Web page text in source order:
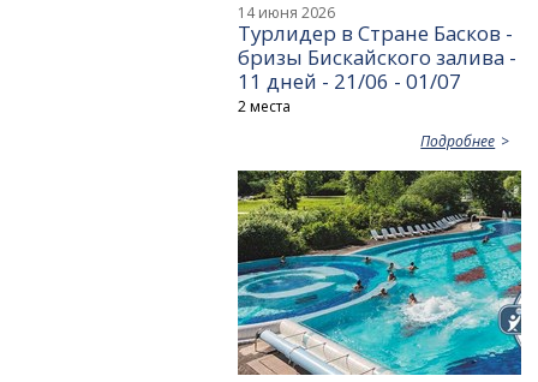
14 июня 2026
Турлидер в Стране Басков -
бризы Бискайского залива -
11 дней - 21/06 - 01/07
2 места
Подробнее